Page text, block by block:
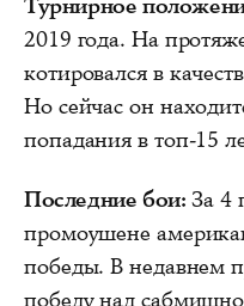
Турнирное
2019 года. На
котировался в
Но сейчас он
попадания в топ-15
Последние бои: За 4
промоушене
победы. В недавнем
победу над